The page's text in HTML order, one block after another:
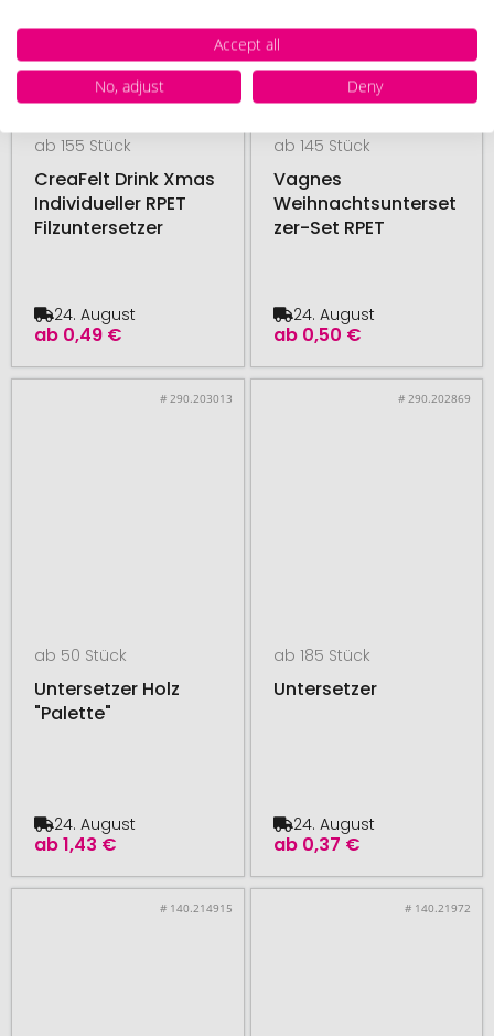
ab 155 Stück
CreaFelt Drink Xmas
Individueller RPET
Filzuntersetzer
ab 0,49 €
24. August
ab 145 Stück
Vagnes
Weihnachtsunterset
zer-Set RPET
ab 0,50 €
24. August
# 290.203013
ab 50 Stück
Untersetzer Holz
"Palette"
ab1,43 €
24. August
# 290.202869
ab 185 Stück
Untersetzer
ab 0,37 €
24. August
# 140.214915 # 140.21972
Accept all
No, adjust
Deny